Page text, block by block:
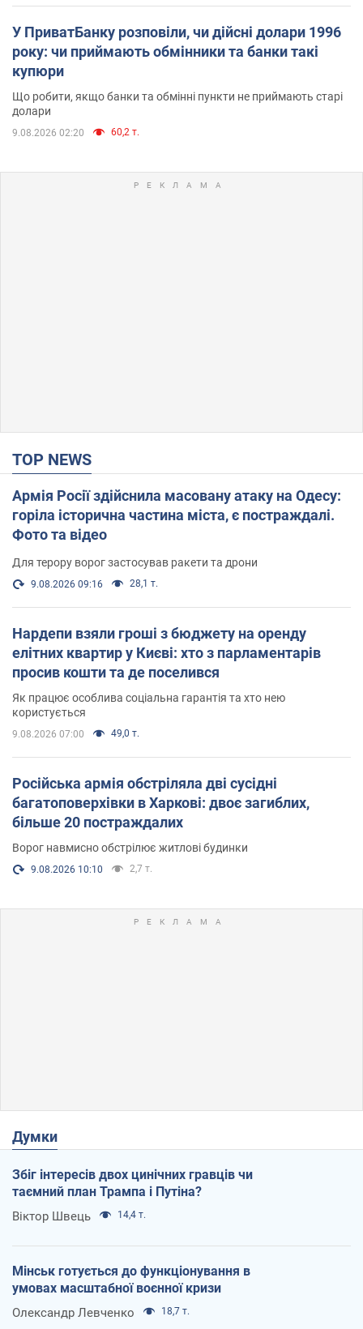
У ПриватБанку розповіли, чи дійсні долари 1996
року: чи приймають обмінники та банки такі
купюри
Що робити, якщо банки та обмінні пункти не приймають старі
долари
9.08.2026 02:20 60,2 т.
TOP NEWS
Армія Росії здійснила масовану атаку на Одесу:
горіла історична частина міста, є постраждалі.
Фото та відео
Для терору ворог застосував ракети та дрони
9.08.2026 09:16 28,1 т.
Нардепи взяли гроші з бюджету на оренду
елітних квартир у Києві: хто з парламентарів
просив кошти та де поселився
Як працює особлива соціальна гарантія та хто нею
користується
9.08.2026 07:00 49,0 т.
Російська армія обстріляла дві сусідні
багатоповерхівки в Харкові: двоє загиблих,
більше 20 постраждалих
Ворог навмисно обстрілює житлові будинки
9.08.2026 10:10 2,7 т.
Думки
Збіг інтересів двох цинічних гравців чи
таємний план Трампа і Путіна?
Віктор Швець 14,4 т.
Мінськ готується до функціонування в
умовах масштабної воєнної кризи
Олександр Левченко 18,7 т.